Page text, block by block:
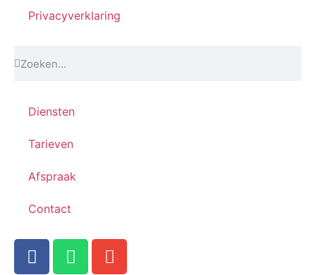
Privacyverklaring
Diensten
Tarieven
Afspraak
Contact